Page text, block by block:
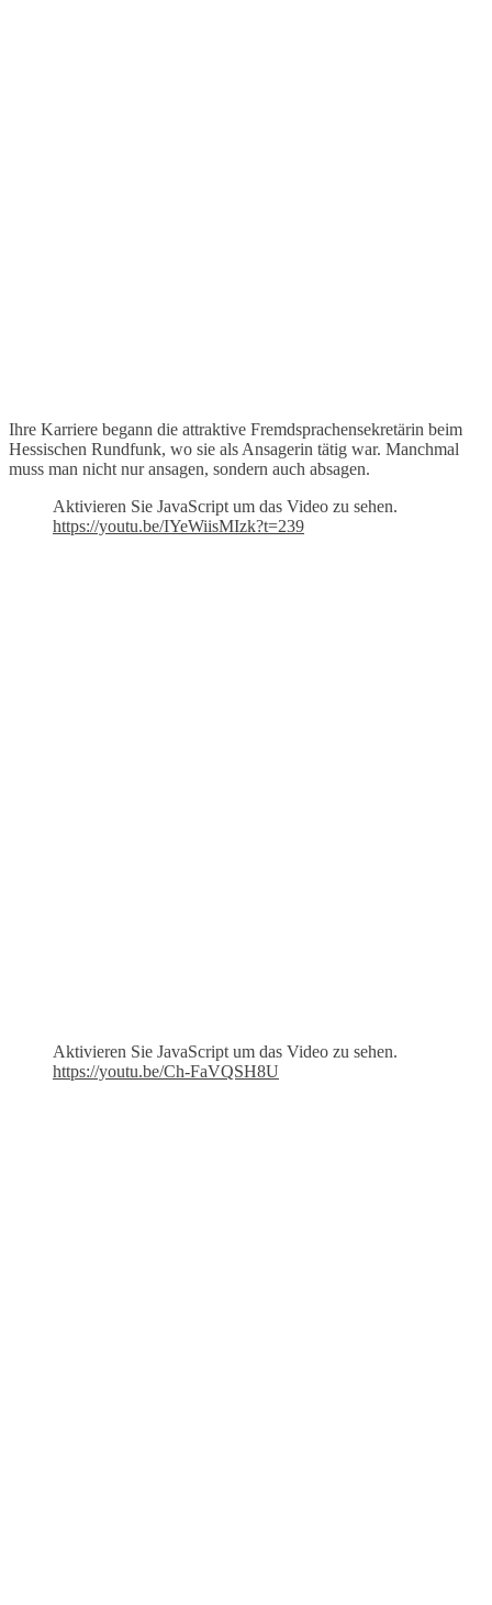
Ihre Karriere begann die attraktive Fremdsprachensekretärin beim
Hessischen Rundfunk, wo sie als Ansagerin tätig war. Manchmal
muss man nicht nur ansagen, sondern auch absagen.
Aktivieren Sie JavaScript um das Video zu sehen.
https://youtu.be/IYeWiisMIzk?t=239
Aktivieren Sie JavaScript um das Video zu sehen.
https://youtu.be/Ch-FaVQSH8U